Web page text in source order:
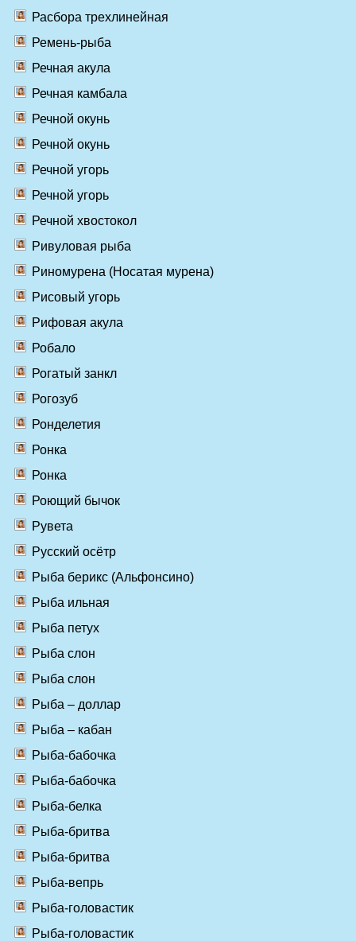
Расбора трехлинейная
Ремень-рыба
Речная акула
Речная камбала
Речной окунь
Речной окунь
Речной угорь
Речной угорь
Речной хвостокол
Ривуловая рыба
Риномурена (Носатая мурена)
Рисовый угорь
Рифовая акула
Робало
Рогатый занкл
Рогозуб
Ронделетия
Ронка
Ронка
Роющий бычок
Рувета
Русский осётр
Рыба берикс (Альфонсино)
Рыба ильная
Рыба петух
Рыба слон
Рыба слон
Рыба – доллар
Рыба – кабан
Рыба-бабочка
Рыба-бабочка
Рыба-белка
Рыба-бритва
Рыба-бритва
Рыба-вепрь
Рыба-головастик
Рыба-головастик